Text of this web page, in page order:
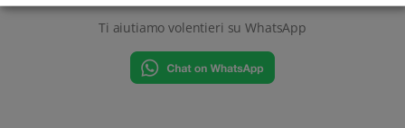
Ti aiutiamo volentieri su WhatsApp